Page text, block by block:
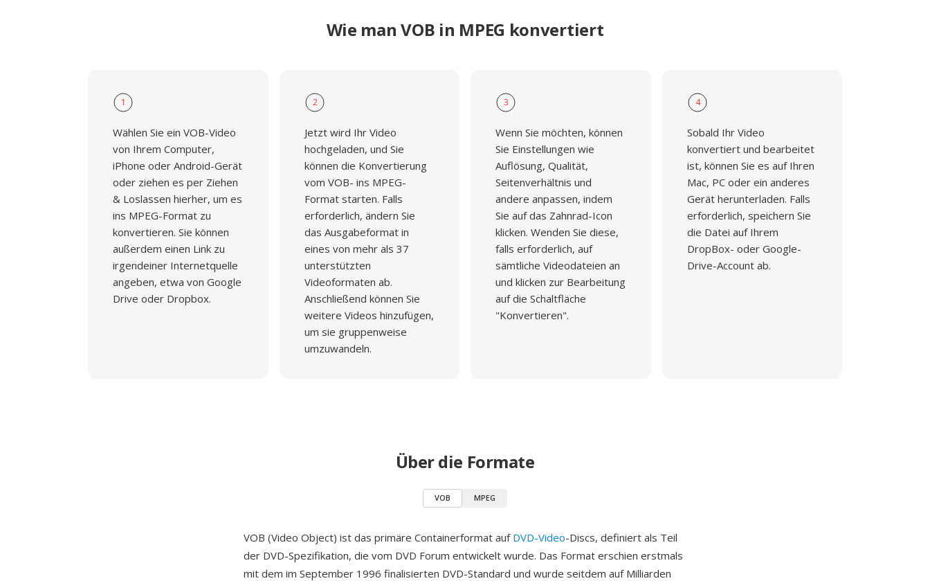
Wie man VOB in MPEG konvertiert
1
Wählen Sie ein VOB-Video
von Ihrem Computer,
iPhone oder Android-Gerät
oder ziehen es per Ziehen
& Loslassen hierher, um es
ins MPEG-Format zu
konvertieren. Sie können
außerdem einen Link zu
irgendeiner Internetquelle
angeben, etwa von Google
Drive oder Dropbox.
2
Jetzt wird Ihr Video
hochgeladen, und Sie
können die Konvertierung
vom VOB- ins MPEG-
Format starten. Falls
erforderlich, ändern Sie
das Ausgabeformat in
eines von mehr als 37
unterstützten
Videoformaten ab.
Anschließend können Sie
weitere Videos hinzufügen,
um sie gruppenweise
umzuwandeln.
3
Wenn Sie möchten, können
Sie Einstellungen wie
Auflösung, Qualität,
Seitenverhältnis und
andere anpassen, indem
Sie auf das Zahnrad-Icon
klicken. Wenden Sie diese,
falls erforderlich, auf
sämtliche Videodateien an
und klicken zur Bearbeitung
auf die Schaltfläche
"Konvertieren".
4
Sobald Ihr Video
konvertiert und bearbeitet
ist, können Sie es auf Ihren
Mac, PC oder ein anderes
Gerät herunterladen. Falls
erforderlich, speichern Sie
die Datei auf Ihrem
DropBox- oder Google-
Drive-Account ab.
Über die Formate
VOB MPEG
VOB (Video Object) ist das primäre Containerformat auf DVD-Video-Discs, definiert als Teil
der DVD-Spezifikation, die vom DVD Forum entwickelt wurde. Das Format erschien erstmals
mit dem im September 1996 finalisierten DVD-Standard und wurde seitdem auf Milliarden